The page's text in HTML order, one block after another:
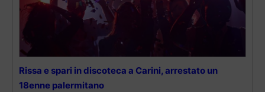
Rissa e spari in discoteca a Carini, arrestato un
18enne palermitano